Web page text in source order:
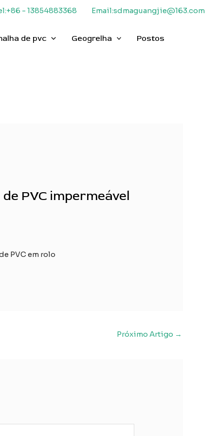
- 13854883368 Email:sdmaguangjie@163.com
de pvc Geogrelha Postos
PVC impermeável
PVC em rolo
Próximo Artigo →